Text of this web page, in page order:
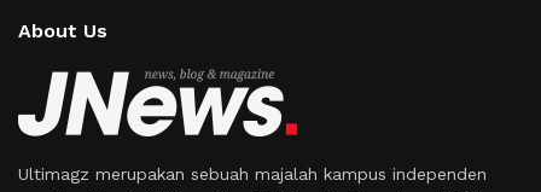
About Us
Ultimagz merupakan sebuah majalah kampus independen